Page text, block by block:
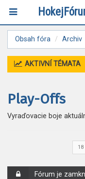
Obsah fóra Archiv
AKTIVNÍ TÉMATA
Play-Offs
Vyraďovacie boje
Fórum je